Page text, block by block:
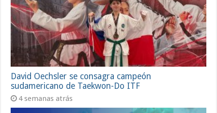
David Oechsler se consagra campeón
sudamericano de Taekwon-Do ITF
4 semanas atrás